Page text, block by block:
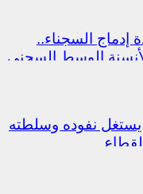
السجناء..
الوسط السجني
نفوده وسلطته